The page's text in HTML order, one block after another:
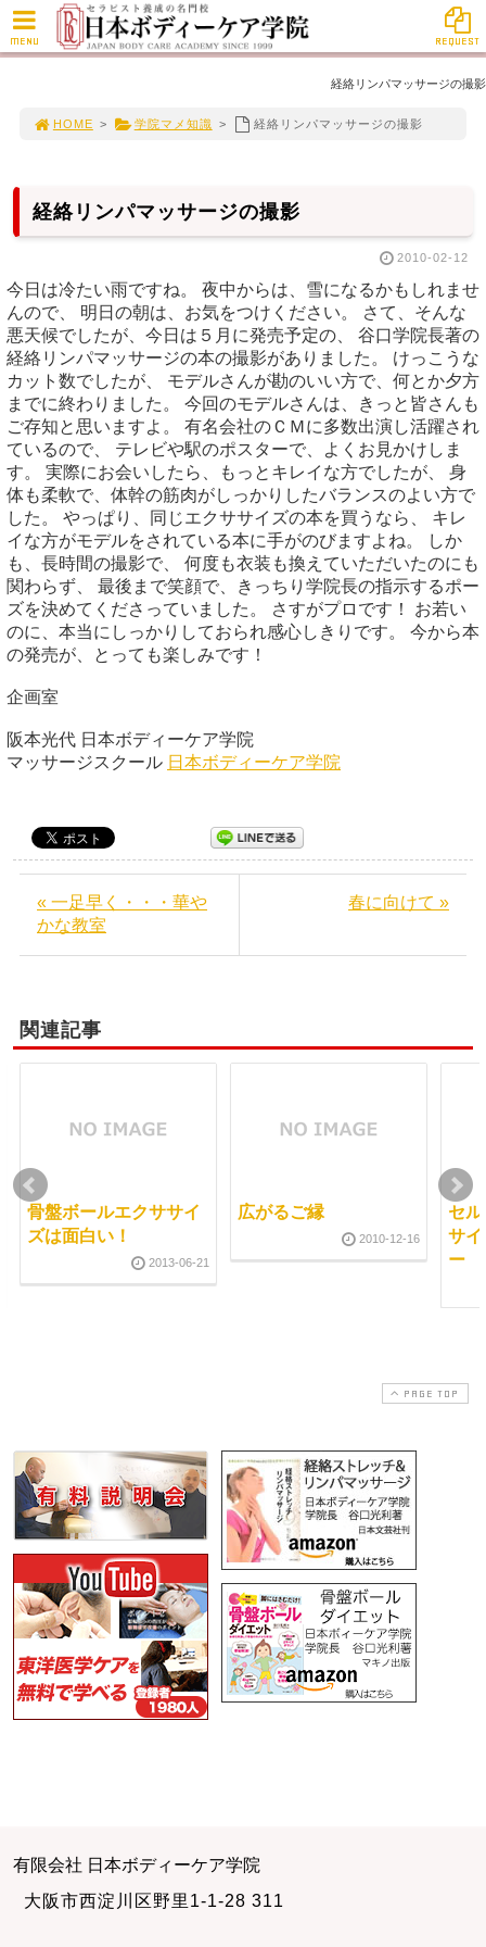
経絡リンパマッサージの撮影
HOME > 学院マメ知識 > 経絡リンパマッサージの撮影
経絡リンパマッサージの撮影
2010-02-12
今日は冷たい雨ですね。 夜中からは、雪になるかもしれませ
んので、 明日の朝は、お気をつけください。 さて、そんな
悪天候でしたが、今日は５月に発売予定の、 谷口学院長著の
経絡リンパマッサージの本の撮影がありました。 けっこうな
カット数でしたが、 モデルさんが勘のいい方で、何とか夕方
までに終わりました。 今回のモデルさんは、きっと皆さんも
ご存知と思いますよ。 有名会社のＣＭに多数出演し活躍され
ているので、 テレビや駅のポスターで、よくお見かけしま
す。 実際にお会いしたら、もっとキレイな方でしたが、 身
体も柔軟で、体幹の筋肉がしっかりしたバランスのよい方で
した。 やっぱり、同じエクササイズの本を買うなら、 キレ
イな方がモデルをされている本に手がのびますよね。 しか
も、長時間の撮影で、 何度も衣装も換えていただいたのにも
関わらず、 最後まで笑顔で、きっちり学院長の指示するポー
ズを決めてくださっていました。 さすがプロです！ お若い
のに、本当にしっかりしておられ感心しきりです。 今から本
の発売が、とっても楽しみです！
企画室
阪本光代 日本ボディーケア学院
マッサージスクール 日本ボディーケア学院
« 一足早く・・・華や
かな教室
春に向けて »
関連記事
骨盤ボールエクササイ
ズは面白い！
2013-06-21
広がるご縁
2010-12-16
セ
サ
ー
PAGE TOP
有限会社 日本ボディーケア学院
大阪市西淀川区野里1-1-28 311
MENU REQUEST